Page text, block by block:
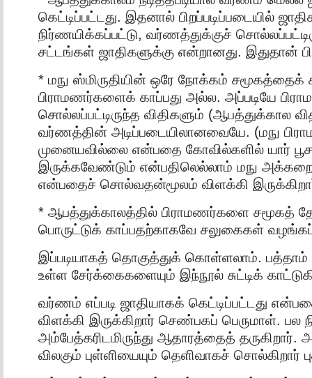
கெட்டிப்பட்டது. இதனால் பிறப்படிப்படையில்
நிர்ணயிக்கப்பட்டு, வர்ணத்துக்குச்
சட்டங்கள் ஜாதிகளுக்கு என்றானது. இதுதான்
* மநு ஸ்மிருதியின் ஒரே நோக்கம் சமூகத்தைக்
பிராமணர்களைக் காப்பது அல்ல. அப்படியே
சொல்லப்பட்டிருந்த விதிகளும் (ஆபத்துக்கால
வர்ணத்தின் அடிப்படையிலானவையே. (மநு
முனையவில்லை என்பதை கோவில்களில் யார்
இருக்கவேண்டும் என்பதிலெல்லாம் மநு
என்பதைச் சொல்வதன்மூலம் விளக்கி இருக்கிறார்
* ஆபத்துக்காலத்தில் பிராமணர்களை சமூகத்
பொருட்டுக் காப்பதற்காகவே சலுகைகள்
இப்படியாகத் தொகுத்துக் கொள்ளலாம். பத்தாம்
உள்ள சேர்க்கைகளையும் இந்நூல் சுட்டிக்
வர்ணம் எப்படி ஜாதியாகக் கெட்டிப்பட்டது
விளக்கி இருக்கிறார் செண்பகப் பெருமாள். பல
அம்பேத்கரிடமிருந்து ஆதாரத்தைத் தருகிறார்.
விலகும் புள்ளியையும் தெளிவாகச் சொல்கிறார்